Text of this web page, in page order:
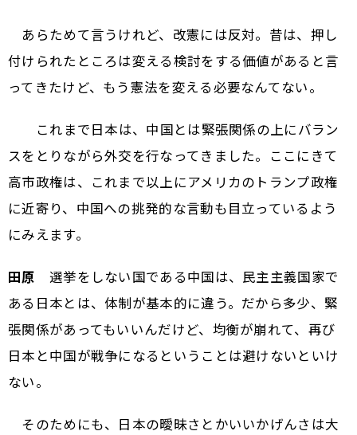
あらためて言うけれど、改憲には反対。昔は、押し
付けられたところは変える検討をする価値があると言
ってきたけど、もう憲法を変える必要なんてない。
――これまで日本は、中国とは緊張関係の上にバラン
スをとりながら外交を行なってきました。ここにきて
高市政権は、これまで以上にアメリカのトランプ政権
に近寄り、中国への挑発的な言動も目立っているよう
にみえます。
田原 選挙をしない国である中国は、民主主義国家で
ある日本とは、体制が基本的に違う。だから多少、緊
張関係があってもいいんだけど、均衡が崩れて、再び
日本と中国が戦争になるということは避けないといけ
ない。
そのためにも、日本の曖昧さとかいいかげんさは大